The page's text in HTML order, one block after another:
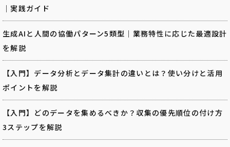
｜実践ガイド
生成AIと人間の協働パターン5類型｜業務特性に応じた最適設計
を解説
【入門】データ分析とデータ集計の違いとは？使い分けと活用
ポイントを解説
【入門】どのデータを集めるべきか？収集の優先順位の付け方
3ステップを解説